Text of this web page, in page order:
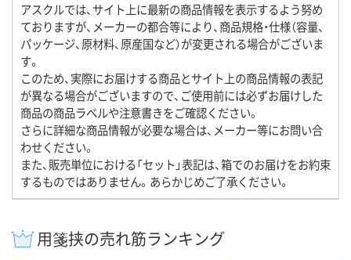
アスクルでは、サイト上に最新の商品情報を表示するよう努め
ておりますが、メーカーの都合等により、商品規格・仕様（容量、
パッケージ、原材料、原産国など）が変更される場合がございま
す。
このため、実際にお届けする商品とサイト上の商品情報の表記
が異なる場合がございますので、ご使用前には必ずお届けした
商品の商品ラベルや注意書きをご確認ください。
さらに詳細な商品情報が必要な場合は、メーカー等にお問い合
わせください。
また、販売単位における「セット」表記は、箱でのお届けをお約束
するものではありません。あらかじめご了承ください。
用箋挟の売れ筋ランキング